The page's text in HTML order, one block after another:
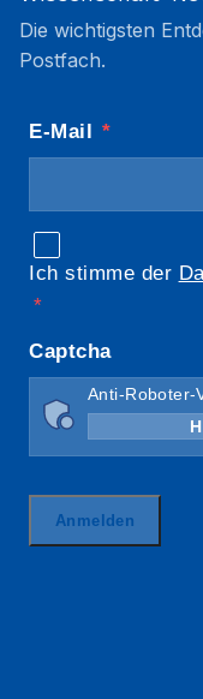
Die wichtigsten
Postfach.